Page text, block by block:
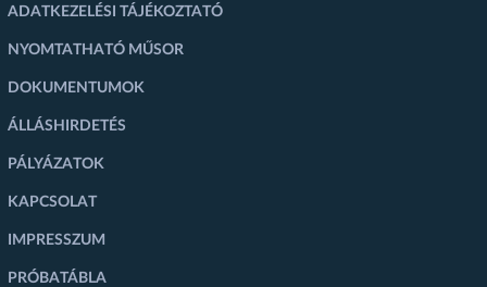
ADATKEZELÉSI TÁJÉKOZTATÓ
NYOMTATHATÓ MŰSOR
DOKUMENTUMOK
ÁLLÁSHIRDETÉS
PÁLYÁZATOK
KAPCSOLAT
IMPRESSZUM
PRÓBATÁBLA